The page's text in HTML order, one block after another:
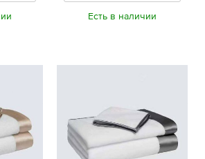
Есть в наличии